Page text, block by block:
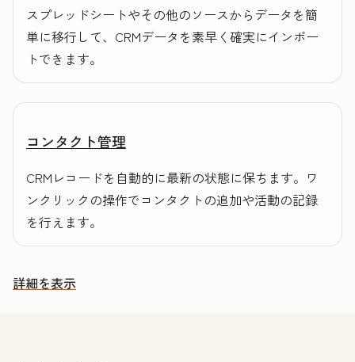
スプレッドシートやその他のソースからデータを簡
単に移行して、CRMデータを素早く確実にインポー
トできます。
コンタクト管理
CRMレコードを自動的に最新の状態に保ちます。ワ
ンクリックの操作でコンタクトの追加や活動の記録
を行えます。
詳細を表示
その他の機能を確認する